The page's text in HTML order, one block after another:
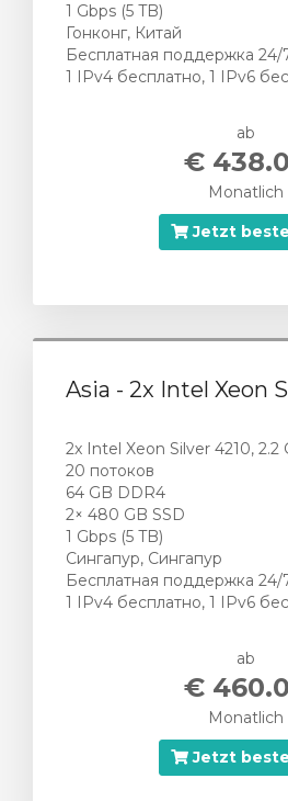
1 Gbps (5 TB)
Гонконг, Китай
Бесплатная поддержка 24/
1 IPv4 бесплатно, 1 IPv6
ab
€
Monatlich
Jetzt
Asia - 2x Intel Xeon
2x Intel Xeon Silver 4210, 2.2
20 потоков
64 GB DDR4
2× 480 GB SSD
1 Gbps (5 TB)
Сингапур, Сингапур
Бесплатная поддержка 24/
1 IPv4 бесплатно, 1 IPv6
ab
€
Monatlich
Jetzt